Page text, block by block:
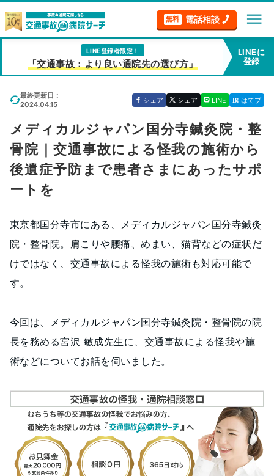
無料 電話相談 menu
LINE登録者限定！
「交通事故：より良い通院先の選び方」
LINEに
登録
最終更新日：
2024.04.15
シェア シェア LINE はてブ
メディカルジャパン国分寺鍼灸院・整
骨院｜交通事故による怪我の施術から
後遺症予防まで患者さまにあったサポ
ートを
東京都国分寺市にある、メディカルジャパン国分寺鍼灸
院・整骨院。肩こりや腰痛、めまい、猫背などの症状だ
けではなく、交通事故による怪我の施術も対応可能で
す。
今回は、メディカルジャパン国分寺鍼灸院・整骨院の院
長を務める宮沢 敏成先生に、交通事故による怪我や施
術などについてお話を伺いました。